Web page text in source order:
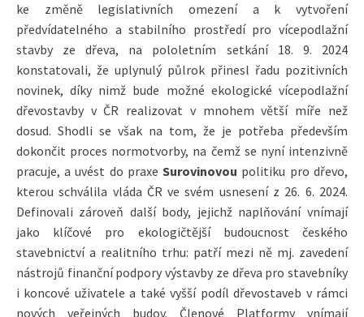
ke změně legislativních omezení a k vytvoření
předvídatelného a stabilního prostředí pro vícepodlažní
stavby ze dřeva, na pololetním setkání 18. 9. 2024
konstatovali, že uplynulý půlrok přinesl řadu pozitivních
novinek, díky nimž bude možné ekologické vícepodlažní
dřevostavby v ČR realizovat v mnohem větší míře než
dosud. Shodli se však na tom, že je potřeba především
dokončit proces normotvorby, na čemž se nyní intenzivně
pracuje, a uvést do praxeSurovinovou politiku pro dřevo,
kterou schválila vláda ČR ve svém usnesení z 26. 6. 2024.
Definovali zároveň další body, jejichž naplňování vnímají
jako klíčové pro ekologičtější budoucnost českého
stavebnictví a realitního trhu: patří mezi ně mj. zavedení
nástrojů finanční podpory výstavby ze dřeva pro stavebníky
i koncové uživatele a také vyšší podíl dřevostaveb v rámci
nových veřejných budov. Členové Platformy vnímají